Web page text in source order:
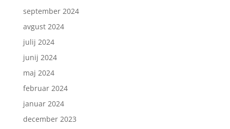
september 2024
avgust 2024
julij 2024
junij 2024
maj 2024
februar 2024
januar 2024
december 2023